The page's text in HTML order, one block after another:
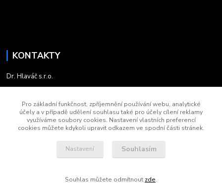
KONTAKTY
Dr. Hlaváč s.r.o.
+420 735 758 030
5:45 - 13:45
kontakt.drhlavac@email.cz
Pro základní funkčnost, zpříjemnění používání webu, analytické
účely a v případě udělení souhlasu také pro účely cílení reklamy
využíváme soubory cookies. Nastavení vlastních preferencí
cookies můžete kdykoli upravit odkazem ve spodní části stránek.
Nastavení Souhlasím
Souhlas můžete odmítnout zde.